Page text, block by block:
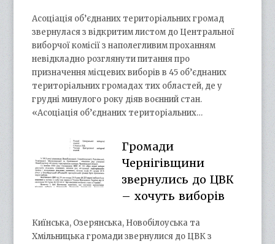
Асоціація об’єднаних територіальних громад
звернулася з відкритим листом до Центральної
виборчої комісії з наполегливим проханням
невідкладно розглянути питання про
призначення місцевих виборів в 45 об’єднаних
територіальних громадах тих областей, де у
грудні минулого року діяв воєнний стан.
«Асоціація об’єднаних територіальних…
Громади
Чернігівщини
звернулись до ЦВК
– хочуть виборів
Киїнська, Озерянська, Новобілоуська та
Хмільницька громади звернулися до ЦВК з